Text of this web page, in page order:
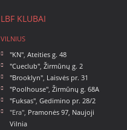
LBF KLUBAI
VILNIUS
"KN", Ateities g. 48
"Cueclub", Žirmūnų g. 2
"Brooklyn", Laisvės pr. 31
"Poolhouse", Žirmūnų g. 68A
"Fuksas", Gedimino pr. 28/2
"Era", Pramonės 97, Naujoji
Vilnia